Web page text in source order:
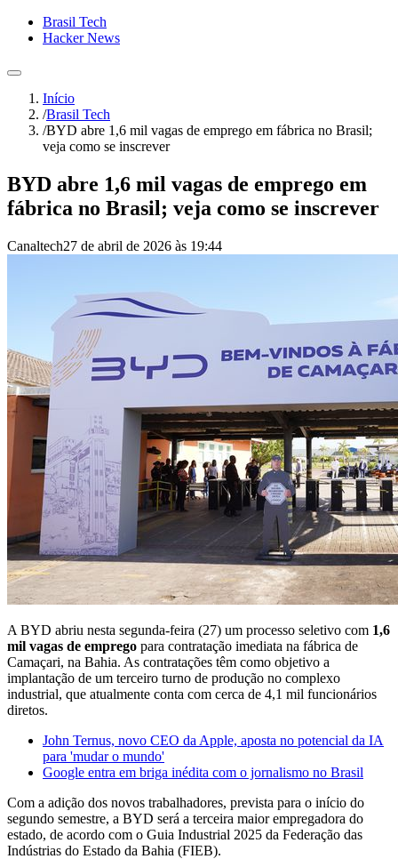
Brasil Tech
Hacker News
Início
/Brasil Tech
/BYD abre 1,6 mil vagas de emprego em fábrica no Brasil;
veja como se inscrever
BYD abre 1,6 mil vagas de emprego em
fábrica no Brasil; veja como se inscrever
Canaltech27 de abril de 2026 às 19:44
A BYD abriu nesta segunda-feira (27) um processo seletivo com 1,6
mil vagas de emprego para contratação imediata na fábrica de
Camaçari, na Bahia. As contratações têm como objetivo a
implantação de um terceiro turno de produção no complexo
industrial, que atualmente conta com cerca de 4,1 mil funcionários
diretos.
John Ternus, novo CEO da Apple, aposta no potencial da IA
para 'mudar o mundo'
Google entra em briga inédita com o jornalismo no Brasil
Com a adição dos novos trabalhadores, prevista para o início do
segundo semestre, a BYD será a terceira maior empregadora do
estado, de acordo com o Guia Industrial 2025 da Federação das
Indústrias do Estado da Bahia (FIEB).